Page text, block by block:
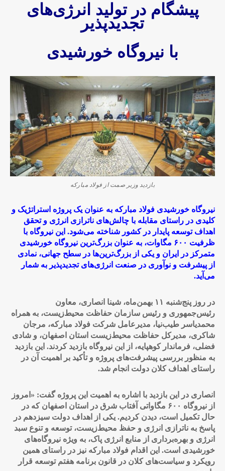
پیشگام در تولید انرژی‌های
تجدیدپذیر
با نیروگاه خورشیدی
بازدید وزیر صمت از فولاد مبارکه
نیروگاه خورشیدی فولاد مبارکه به عنوان یک پروژه استراتژیک و
کلیدی در راستای مقابله با چالش‌های ناترازی انرژی و تحقق
اهداف توسعه پایدار در کشور شناخته می‌شود. این نیروگاه با
ظرفیت ۶۰۰ مگاوات، به عنوان بزرگ‌ترین نیروگاه خورشیدی
متمرکز در ایران و یکی از بزرگ‌ترین‌ها در سطح جهانی، نمادی
از پیشرفت و نوآوری در صنعت انرژی‌های تجدیدپذیر به شمار
می‌آید.
در روز پنج‌شنبه ۱۱ بهمن‌ماه، شینا انصاری، معاون
رئیس‌جمهوری و رئیس سازمان حفاظت محیط‌زیست، به همراه
محمدیاسر طیب‌نیا، مدیرعامل شرکت فولاد مبارکه، مرجان
شاکری، مدیرکل حفاظت محیط‌زیست استان اصفهان، و شادی
فضلی، فرماندار کوهپایه، از این نیروگاه بازدید کردند. این بازدید
به منظور بررسی پیشرفت‌های پروژه و تأکید بر اهمیت آن در
راستای اهداف کلان دولت انجام شد.
انصاری در این بازدید با اشاره به اهمیت این پروژه گفت: «امروز
از نیروگاه ۶۰۰ مگاواتی آفتاب شرق در استان اصفهان که در
حال تکمیل است، دیدن کردیم. یکی از اهداف دولت سیزدهم در
پاسخ به ناترازی انرژی و حفظ محیط‌زیست، توسعه و تنوع سبد
انرژی و بهره‌برداری از منابع انرژی پاک، به ویژه نیروگاه‌های
خورشیدی است. این اقدام فولاد مبارکه نیز در راستای همین
رویکرد و سیاست‌های کلان در قانون برنامه هفتم توسعه قرار